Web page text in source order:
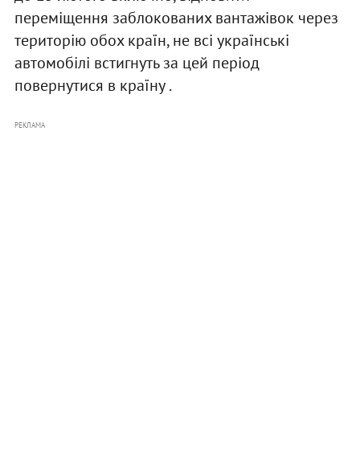
переміщення заблокованих вантажівок через
територію обох країн, не всі українські
автомобілі встигнуть за цей період
повернутися в країну .
РЕКЛАМА